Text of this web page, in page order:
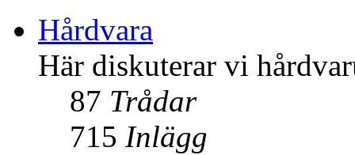
Hårdvara
Här diskuterar vi
87 Trådar
715 Inlägg